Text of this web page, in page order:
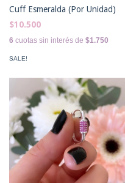
Cuff Esmeralda (Por Unidad)
$10.500
6 cuotas sin interés de $1.750
SALE!